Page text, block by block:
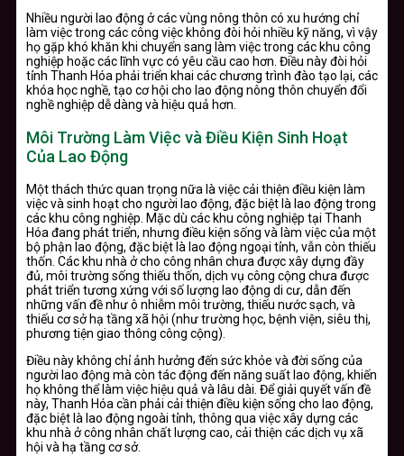
Nhiều người lao động ở các vùng nông thôn có xu hướng chỉ
làm việc trong các công việc không đòi hỏi nhiều kỹ năng, vì vậy
họ gặp khó khăn khi chuyển sang làm việc trong các khu công
nghiệp hoặc các lĩnh vực có yêu cầu cao hơn. Điều này đòi hỏi
tỉnh Thanh Hóa phải triển khai các chương trình đào tạo lại, các
khóa học nghề, tạo cơ hội cho lao động nông thôn chuyển đổi
nghề nghiệp dễ dàng và hiệu quả hơn.
Môi Trường Làm Việc và Điều Kiện Sinh Hoạt
Của Lao Động
Một thách thức quan trọng nữa là việc cải thiện điều kiện làm
việc và sinh hoạt cho người lao động, đặc biệt là lao động trong
các khu công nghiệp. Mặc dù các khu công nghiệp tại Thanh
Hóa đang phát triển, nhưng điều kiện sống và làm việc của một
bộ phận lao động, đặc biệt là lao động ngoại tỉnh, vẫn còn thiếu
thốn. Các khu nhà ở cho công nhân chưa được xây dựng đầy
đủ, môi trường sống thiếu thốn, dịch vụ công cộng chưa được
phát triển tương xứng với số lượng lao động di cư, dẫn đến
những vấn đề như ô nhiễm môi trường, thiếu nước sạch, và
thiếu cơ sở hạ tầng xã hội (như trường học, bệnh viện, siêu thị,
phương tiện giao thông công cộng).
Điều này không chỉ ảnh hưởng đến sức khỏe và đời sống của
người lao động mà còn tác động đến năng suất lao động, khiến
họ không thể làm việc hiệu quả và lâu dài. Để giải quyết vấn đề
này, Thanh Hóa cần phải cải thiện điều kiện sống cho lao động,
đặc biệt là lao động ngoài tỉnh, thông qua việc xây dựng các
khu nhà ở công nhân chất lượng cao, cải thiện các dịch vụ xã
hội và hạ tầng cơ sở.